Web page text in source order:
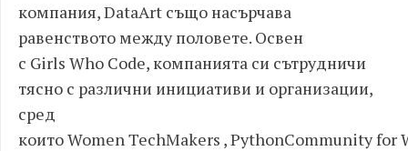
компания, DataArt също насърчава
равенството между половете. Освен
с Girls Who Code, компанията си сътрудничи
тясно с различни инициативи и организации,
сред
които Women TechMakers , PythonCommunity